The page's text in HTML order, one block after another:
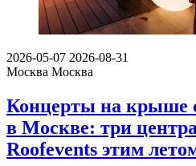
2026-05-07 2026-08-31
Москва Москва
Концерты на крыше
в Москве: три
Roofevents этим